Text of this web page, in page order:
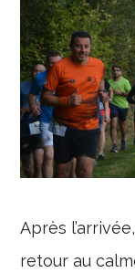
Après
retour au